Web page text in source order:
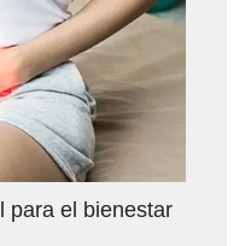
para el bienestar